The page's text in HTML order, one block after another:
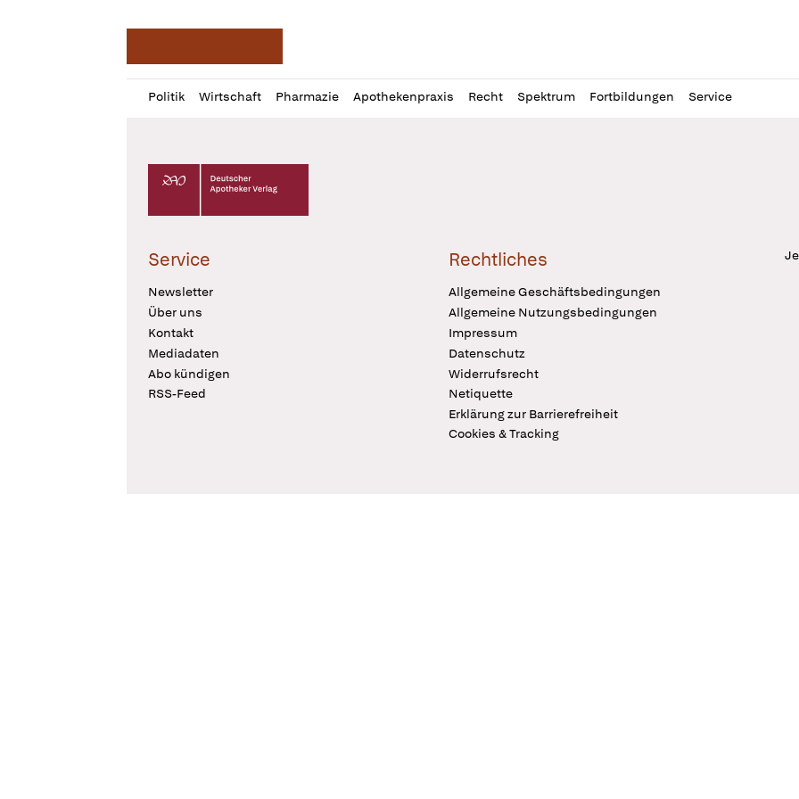
Politik Wirtschaft Pharmazie Apothekenpraxis Recht Spektrum Fortbildungen Service
Profil
öffnen
Daz
Pur
Deutscher Apotheker Verlag Logo
Service
Newsletter
Über uns
Kontakt
Mediadaten
Abo kündigen
RSS-Feed
Rechtliches
Allgemeine Geschäftsbedingungen
Allgemeine Nutzungsbedingungen
Impressum
Datenschutz
Widerrufsrecht
Netiquette
Erklärung zur Barrierefreiheit
Cookies & Tracking